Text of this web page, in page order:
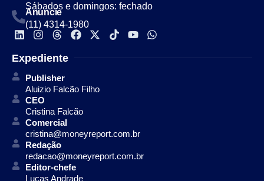
Sábados e domingos: fechado
Anuncie
(11) 4314-1980
Expediente
Publisher
Aluizio Falcão Filho
CEO
Cristina Falcão
Comercial
cristina@moneyreport.com.br
Redação
redacao@moneyreport.com.br
Editor-chefe
Lucas Andrade